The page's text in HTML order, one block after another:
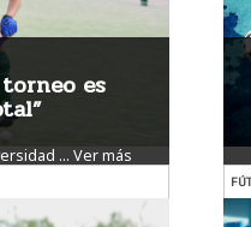
es
... Ver más